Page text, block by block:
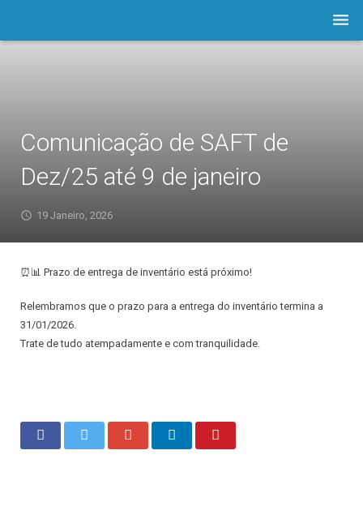
Prod./Serviços
LOJA
Notícias
Contactos
Assistência
Comunicação de SAFT de
Dez/25 até 9 de janeiro
19 Janeiro, 2026
⏰📊 Prazo de entrega de inventário está próximo!
Relembramos que o prazo para a entrega do inventário termina a
31/01/2026.
Trate de tudo atempadamente e com tranquilidade.